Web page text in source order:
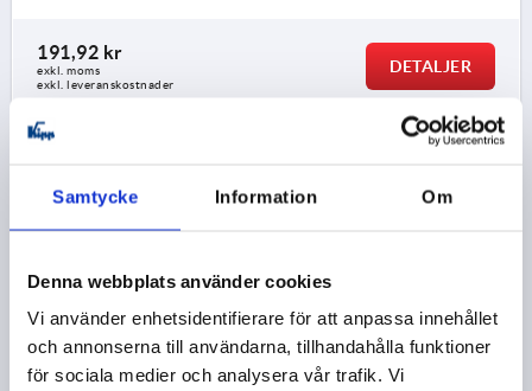
Samtycke Information Om
Denna webbplats använder cookies
Vi använder enhetsidentifierare för att anpassa innehållet
och annonserna till användarna, tillhandahålla funktioner
för sociala medier och analysera vår trafik. Vi
191,92 kr
exkl. moms
exkl. leveranskostnader
DETALJER
KULKNOPP DIN319 D1=50, FORM:C MED
INNERGÄNGA M12, ROSTFRITT STÅL 1.4301 POLERAT